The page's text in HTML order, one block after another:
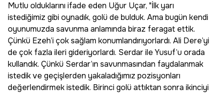
Mutlu olduklarını ifade eden Uğur Uçar, "İlk yarı
istediğimiz gibi oynadık, golü de bulduk. Ama bugün kendi
oyunumuzda savunma anlamında biraz feragat ettik.
Çünkü Ezeh’i çok sağlam konumlandırıyorlardı. Ali Dere’yi
de çok fazla ileri gideriyorlardı. Serdar ile Yusuf’u orada
kullandık. Çünkü Serdar’ın savunmasından faydalanmak
istedik ve geçişlerden yakaladığımız pozisyonları
değerlendirmek istedik. Birinci golü attıktan sonra ikinciyi